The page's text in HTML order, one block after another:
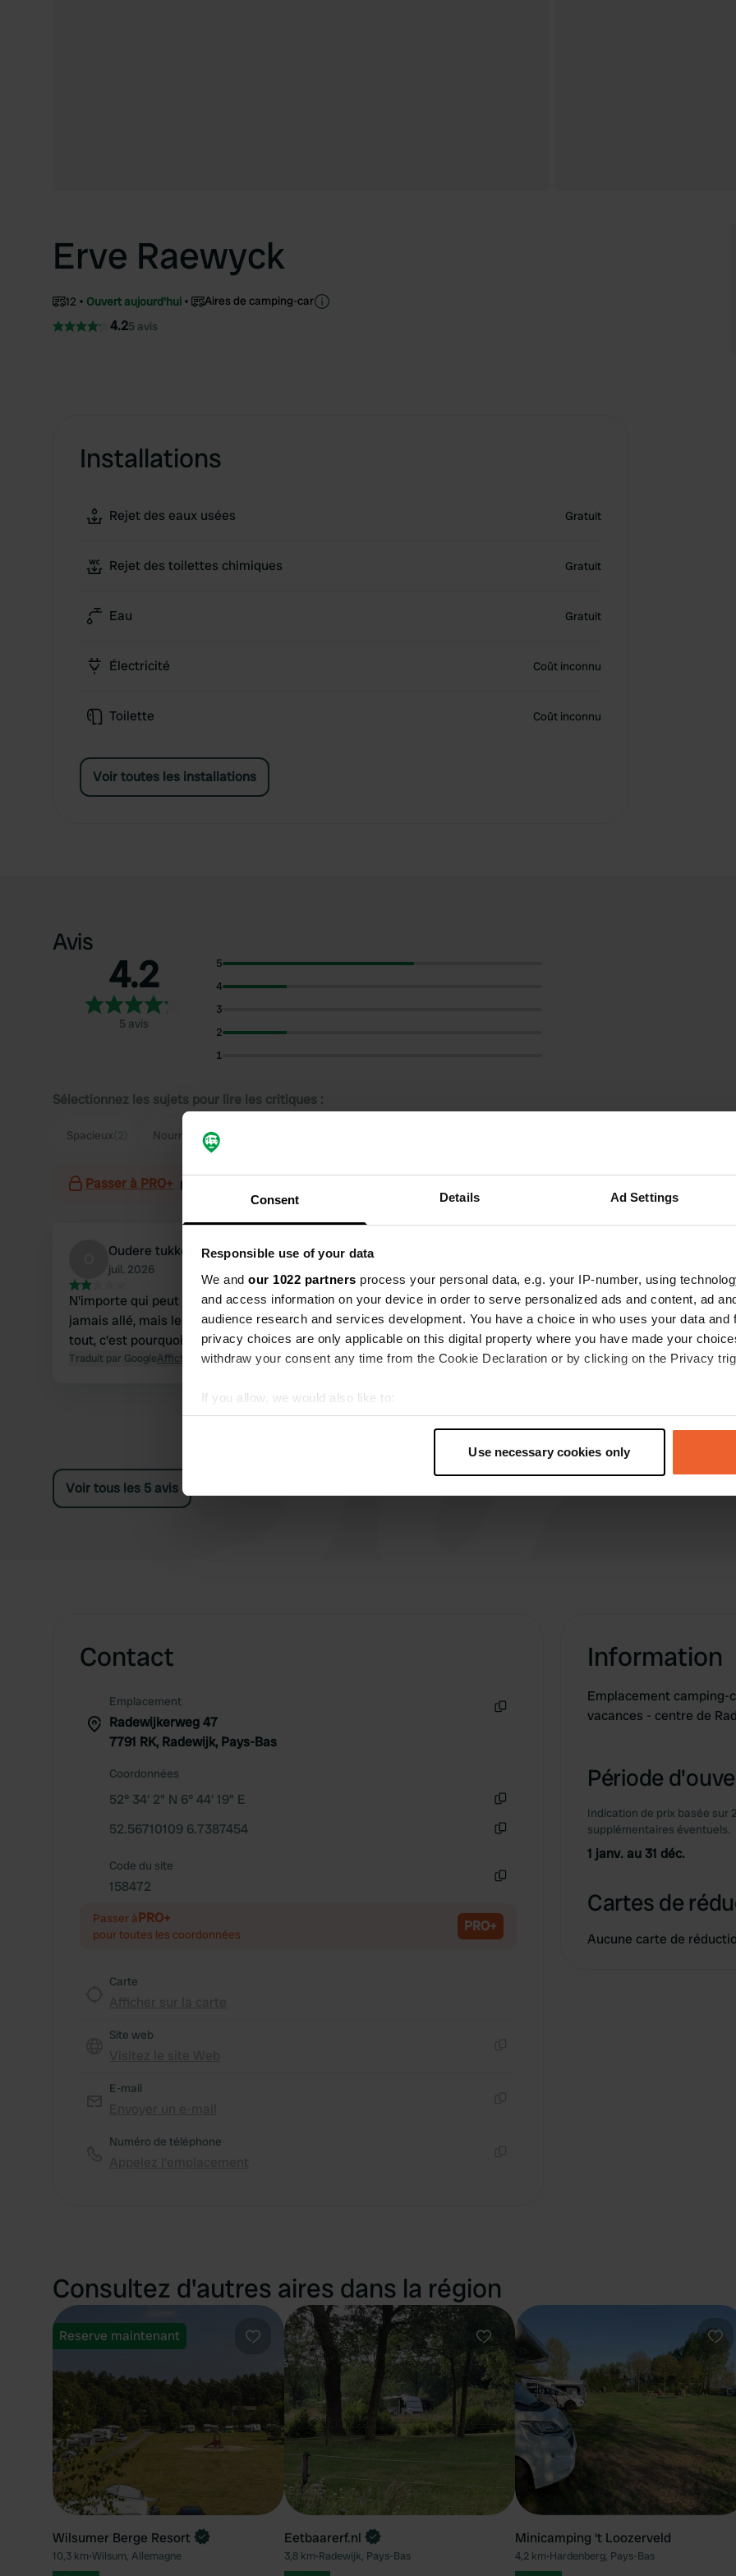
Consent Details Ad Settings
Responsible use of your data
We and our 1022 partners process your personal data, e.g. your IP-number, using
and access information on your device in order to serve personalized ads and content, ad
audience research and services development. You have a choice in who uses your data and
privacy choices are only applicable on this digital property where you have made your
withdraw your consent any time from the Cookie Declaration or by clicking on the Privacy
If you allow, we would also like to:
Collect information about your geographical location which can be accurate to within
Find out more about how your personal data is processed and set your preferences in the
Use necessary cookies only
Erve Raewyck
12 Ouvert aujourd'hui Aires de camping-car
4.25 avis
Installations
Rejet des eaux usées Gratuit
Rejet des toilettes chimiques Gratuit
Eau Gratuit
Électricité Coût inconnu
Toilette Coût inconnu
Voir toutes les installations
Avis
4.2
5 avis
5
4
3
2
1
Sélectionnez les sujets pour lire les critiques :
Spacieux Nourriture(2)
Passer à PRO+ pour l'utilisation des filtres sur les avis
Oudere tukkers
juil. 2026
N'importe qui peut écrire un avis. Je n'y suis
jamais allé, mais le prix ne me convient pas du
tout, c'est pourquoi je ne mets que deux étoiles.
Traduit par GoogleAfficher l'original
Traduit par GoogleAfficher l'original
Voir tous les 5 avis
Contact
Emplacement
Radewijkerweg 47
7791 RK, Radewijk, Pays-Bas
Coordonnées
52° 34' 2" N 6° 44' 19" E
52.56710109 6.7387454
Code du site
158472
Passer àPRO+
pour toutes les coordonnées PRO+
Carte
Site web
E-mail
Numéro de téléphone
Information
Emplacement camping-
vacances - centre de
Période
Indication de prix basée sur
supplémentaires éventuels.
1 janv. au 31 déc.
Cartes de
Aucune carte de
Consultez d'autres aires dans la région
Préféré
Reserve maintenant
Wilsumer Berge Resort
10,3 km•Wilsum, Allemagne
Préféré
Eetbaarerf.nl
3,8 km•Radewijk, Pays-Bas
Minicamping ‘t Loozerveld
4,2 km•Hardenberg, Pays-Bas